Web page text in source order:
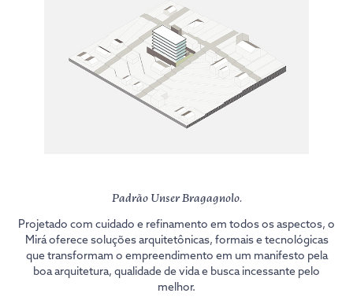
Padrão Unser Bragagnolo.
Projetado com cuidado e refinamento em todos os aspectos, o
Mirá oferece soluções arquitetônicas, formais e tecnológicas
que transformam o empreendimento em um manifesto pela
boa arquitetura, qualidade de vida e busca incessante pelo
melhor.